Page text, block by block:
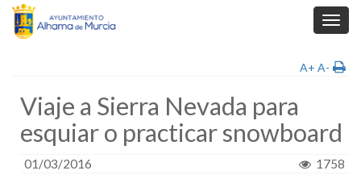
A+ A-
Viaje a Sierra Nevada para
esquiar o practicar snowboard
01/03/2016 1758